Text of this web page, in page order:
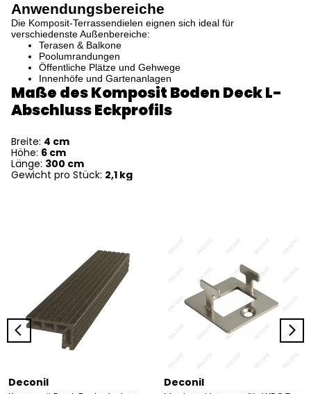
Anwendungsbereiche
Die Komposit-Terrassendielen eignen sich ideal für
verschiedenste Außenbereiche:
Terasen & Balkone
Poolumrandungen
Öffentliche Plätze und Gehwege
Innenhöfe und Gartenanlagen
Maße des Komposit Boden Deck L-
Abschluss Eckprofils
Breite: 4 cm
Höhe: 6 cm
Länge: 300 cm
Gewicht pro Stück: 2,1 kg
Deconil Deconil